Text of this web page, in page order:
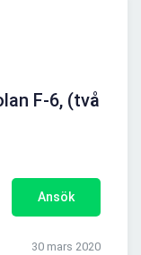
F-6, (två
Ansök
30 mars 2020